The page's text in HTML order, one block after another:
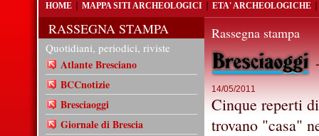
HOME MAPPA SITI ARCHEOLOGICI ETA' ARCHEOLOGICHE
RASSEGNA STAMPA
Quotidiani, periodici, riviste
Atlante Bresciano
BCCnotizie
Bresciaoggi
Giornale di Brescia
Rassegna stampa
-
14/05/2011
Cinque reperti
trovano "casa"